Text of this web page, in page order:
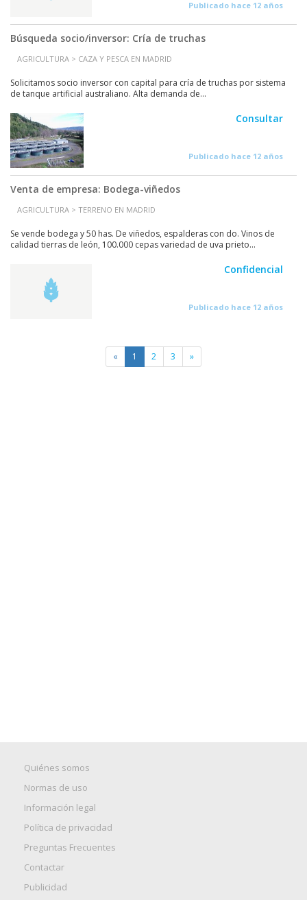
Publicado hace 12 años
Búsqueda socio/inversor: Cría de truchas
AGRICULTURA > CAZA Y PESCA EN MADRID
Solicitamos socio inversor con capital para cría de truchas por sistema
de tanque artificial australiano. Alta demanda de...
Consultar
Publicado hace 12 años
Venta de empresa: Bodega-viñedos
AGRICULTURA > TERRENO EN MADRID
Se vende bodega y 50 has. De viñedos, espalderas con do. Vinos de
calidad tierras de león, 100.000 cepas variedad de uva prieto...
Confidencial
Publicado hace 12 años
« 1 2 3 »
Quiénes somos
Normas de uso
Información legal
Política de privacidad
Preguntas Frecuentes
Contactar
Publicidad